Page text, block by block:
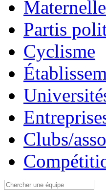
Partis
Cyclisme
Clubs/